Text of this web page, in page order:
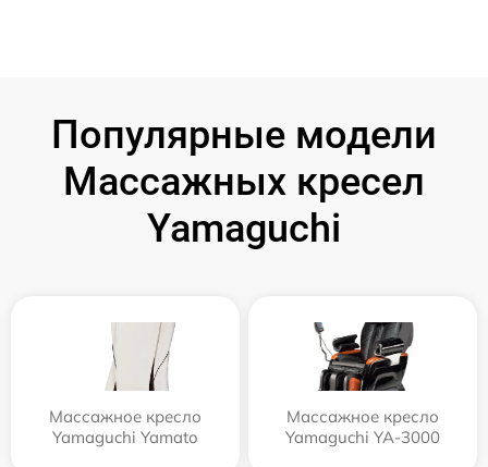
Популярные модели
Массажных кресел
Yamaguchi
Массажное кресло
Yamaguchi Yamato
Массажное кресло
Yamaguchi YA-3000